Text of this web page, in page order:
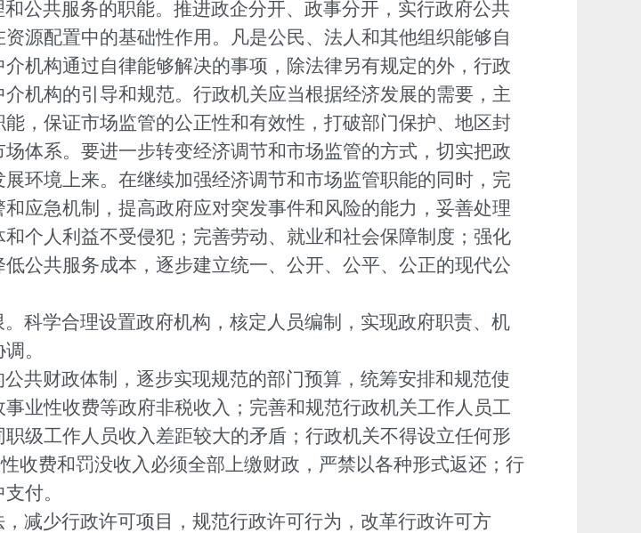
公共服务的职能。推进政企分开、政事分开，实行政府公共
源配置中的基础性作用。凡是公民、法人和其他组织能够自
机构通过自律能够解决的事项，除法律另有规定的外，行政
机构的引导和规范。行政机关应当根据经济发展的需要，主
，保证市场监管的公正性和有效性，打破部门保护、地区封
体系。要进一步转变经济调节和市场监管的方式，切实把政
环境上来。在继续加强经济调节和市场监管职能的同时，完
应急机制，提高政府应对突发事件和风险的能力，妥善处理
个人利益不受侵犯；完善劳动、就业和社会保障制度；强化
公共服务成本，逐步建立统一、公开、公平、公正的现代公
科学合理设置政府机构，核定人员编制，实现政府职责、机
。
共财政体制，逐步实现规范的部门预算，统筹安排和规范使
业性收费等政府非税收入；完善和规范行政机关工作人员工
级工作人员收入差距较大的矛盾；行政机关不得设立任何形
收费和罚没收入必须全部上缴财政，严禁以各种形式返还；行
付。
减少行政许可项目，规范行政许可行为，改革行政许可方